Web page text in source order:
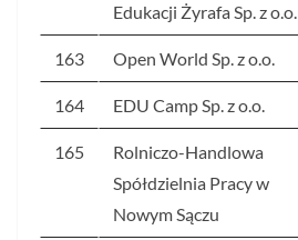
Edukacji Żyrafa Sp. z o.o.
163 Open World Sp. z o.o.
164 EDU Camp Sp. z o.o.
165
Rolniczo-Handlowa
Spółdzielnia Pracy w
Nowym Sączu